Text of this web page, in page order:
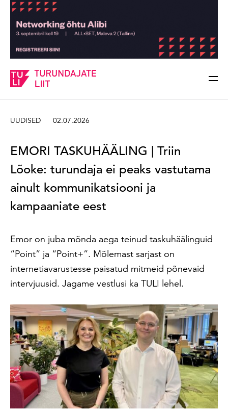
Sisesta märksõna
UUDISED 02.07.2026
EMORI TASKUHÄÄLING | Triin
Lõoke: turundaja ei peaks vastutama
ainult kommunikatsiooni ja
kampaaniate eest
Emor on juba mõnda aega teinud taskuhäälinguid
“Point” ja “Point+”. Mõlemast sarjast on
internetiavarustesse paisatud mitmeid põnevaid
intervjuusid. Jagame vestlusi ka TULI lehel.